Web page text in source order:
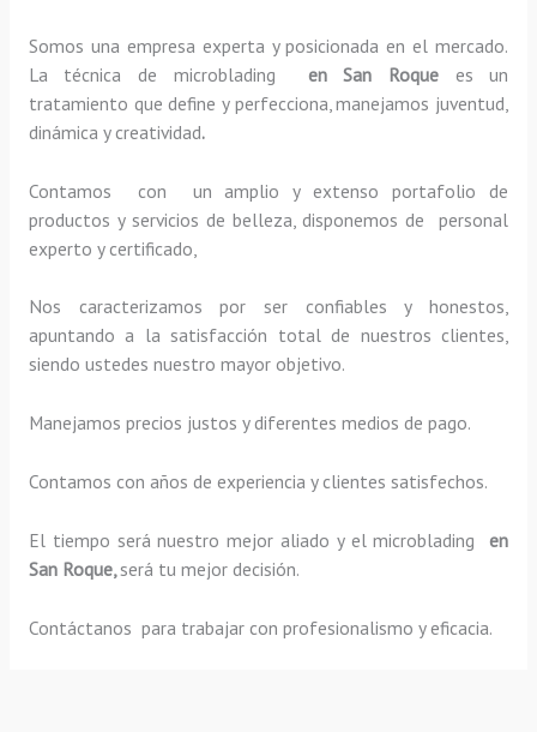
Somos una empresa experta y posicionada en el mercado.
La técnica de microblading en San Roque es un
tratamiento que define y perfecciona, manejamos juventud,
dinámica y creatividad.
Contamos con un amplio y extenso portafolio de
productos y servicios de belleza, disponemos de personal
experto y certificado,
Nos caracterizamos por ser confiables y honestos,
apuntando a la satisfacción total de nuestros clientes,
siendo ustedes nuestro mayor objetivo.
Manejamos precios justos y diferentes medios de pago.
Contamos con años de experiencia y clientes satisfechos.
El tiempo será nuestro mejor aliado y elmicroblading en
San Roque, será tu mejor decisión.
Contáctanos para trabajar con profesionalismo y eficacia.